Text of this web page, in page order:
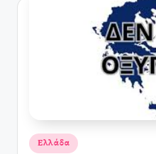
Αναρτήθηκε
Ελλάδα